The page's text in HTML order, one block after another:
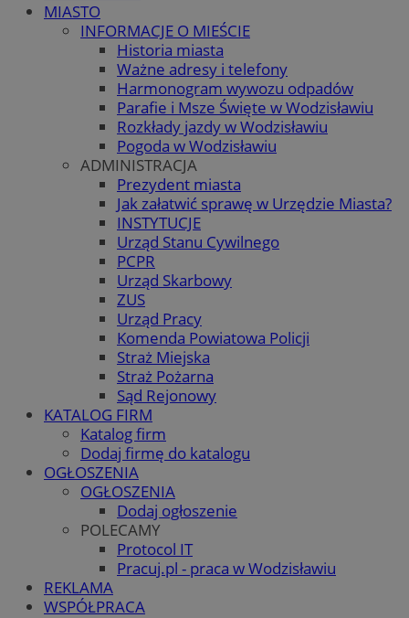
MIASTO
INFORMACJE O MIEŚCIE
Historia miasta
Ważne adresy i telefony
Harmonogram wywozu odpadów
Parafie i Msze Święte w Wodzisławiu
Rozkłady jazdy w Wodzisławiu
Pogoda w Wodzisławiu
ADMINISTRACJA
Prezydent miasta
Jak załatwić sprawę w Urzędzie Miasta?
INSTYTUCJE
Urząd Stanu Cywilnego
PCPR
Urząd Skarbowy
ZUS
Urząd Pracy
Komenda Powiatowa Policji
Straż Miejska
Straż Pożarna
Sąd Rejonowy
KATALOG FIRM
Katalog firm
Dodaj firmę do katalogu
OGŁOSZENIA
OGŁOSZENIA
Dodaj ogłoszenie
POLECAMY
Protocol IT
Pracuj.pl - praca w Wodzisławiu
REKLAMA
WSPÓŁPRACA